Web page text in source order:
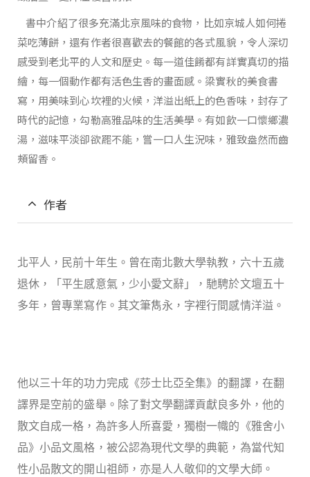
書中介紹了很多充滿北京風味的食物，比如京城人如何捲
菜吃薄餅，還有作者很喜歡去的餐館的各式風貌，令人深切
感受到老北平的人文和歷史。每一道佳餚都有詳實真切的描
繪，每一個動作都有活色生香的畫面感。梁實秋的美食書
寫，用美味到心坎裡的火候，洋溢出紙上的色香味，封存了
時代的記憶，勾勒高雅品味的生活美學。有如飲一口懷鄉濃
湯，滋味平淡卻欲罷不能，嘗一口人生況味，雅致盎然而齒
頰留香。
作者
北平人，民前十年生。曾在南北數大學執教，六十五歲
退休，「平生感意氣，少小愛文辭」，馳騁於文壇五十
多年，曾專業寫作。其文筆雋永，字裡行間感情洋溢。
他以三十年的功力完成《莎士比亞全集》的翻譯，在翻
譯界是空前的盛舉。除了對文學翻譯貢獻良多外，他的
散文自成一格，為許多人所喜愛，獨樹一幟的《雅舍小
品》小品文風格，被公認為現代文學的典範，為當代知
性小品散文的開山祖師，亦是人人敬仰的文學大師。